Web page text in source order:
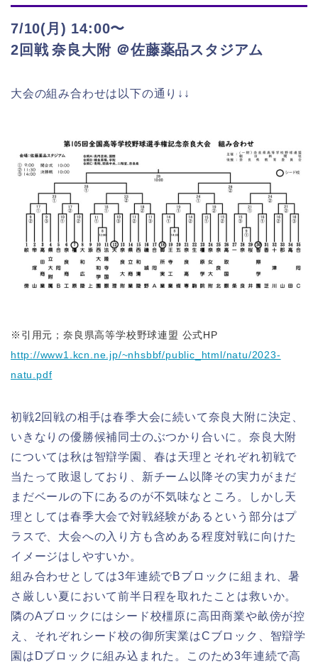
7/10(月) 14:00〜
2 回戦 奈良大附 ＠佐藤薬品スタジアム
大会の組み合わせは以下の通り↓↓
※ 引用元；奈良県高等学校野球連盟 公式HP
http://www1.kcn.ne.jp/~nhsbbf/public_html/natu/2023-
natu.pdf
初戦2回戦の相手は春季大会に続いて奈良大附に決定、
いきなりの優勝候補同士のぶつかり合いに。奈良大附
については秋は智辯学園、春は天理とそれぞれ初戦で
当たって敗退しており、新チーム以降その実力がまだ
まだベールの下にあるのが不気味なところ。しかし天
理としては春季大会で対戦経験があるという部分はプ
ラスで、大会への入り方も含めある程度対戦に向けた
イメージはしやすいか。
組み合わせとしては3年連続でBブロックに組まれ、暑
さ厳しい夏において前半日程を取れたことは救いか。
隣のAブロックにはシード校橿原に高田商業や畝傍が控
え、それぞれシード校の御所実業はCブロック、智辯学
園はDブロックに組み込まれた。このため3年連続で高